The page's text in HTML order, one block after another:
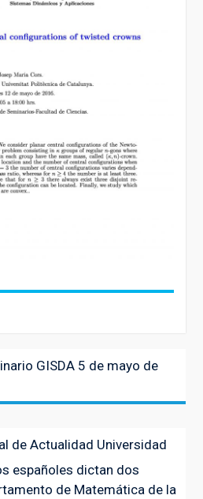
GISDA 5 de mayo de
de Actualidad Universidad
españoles dictan dos
de Matemática de la